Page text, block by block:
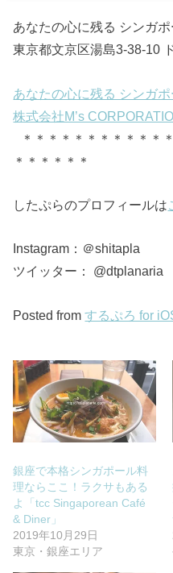
あなたの心に残る シンガ
東京都文京区湯島3-38-10
あなたの心に残る シンガ
株式会社M’s
＊＊＊＊＊＊＊＊＊＊＊
＊＊＊＊＊＊
したぷらのプロフィールは
Instagram：＠shitapla
ツイッター： @dtplanaria
Posted fromするぷろ for
銀座で本格シンガポール料
理ならここ！ラクサもある
よ「tcc Singaporean Café
& Diner」
2019年10月29日
東京・銀座エリア